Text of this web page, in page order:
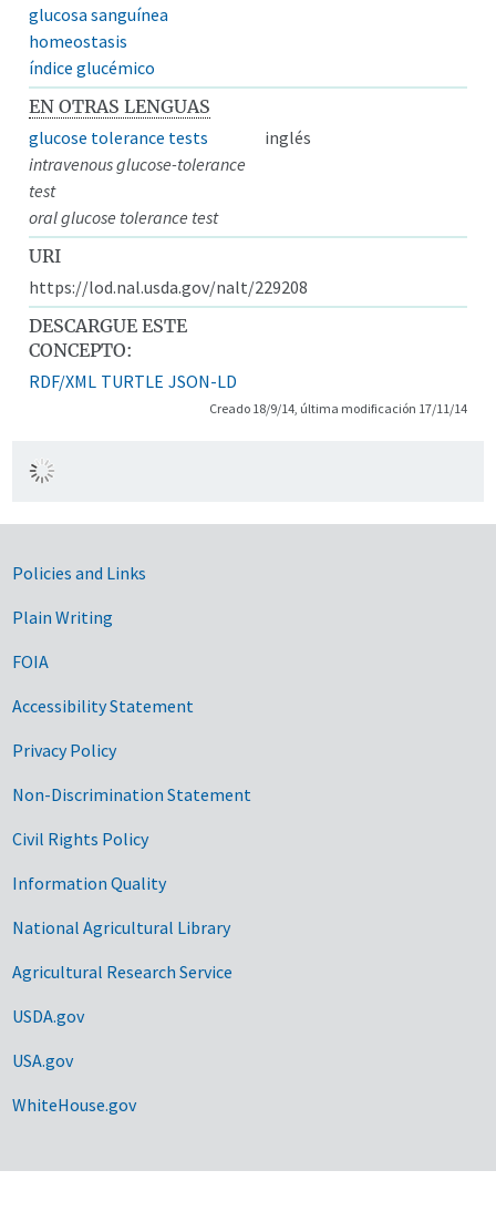
glucosa sanguínea
homeostasis
índice glucémico
EN OTRAS LENGUAS
glucose tolerance tests
inglés
intravenous glucose-tolerance
test
oral glucose tolerance test
URI
https://lod.nal.usda.gov/nalt/229208
DESCARGUE ESTE
CONCEPTO:
RDF/XML TURTLE JSON-LD
Creado 18/9/14, última modificación 17/11/14
Government Links
Policies and Links
Plain Writing
FOIA
Accessibility Statement
Privacy Policy
Non-Discrimination Statement
Civil Rights Policy
Information Quality
National Agricultural Library
Agricultural Research Service
USDA.gov
USA.gov
WhiteHouse.gov